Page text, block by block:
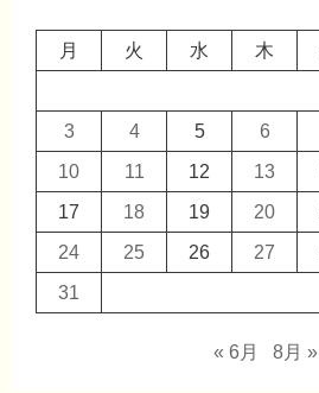
月 火 水 木
3
4 5 6
10
11 12 13
17
18 19 20
24
25 26 27
31
« 6月 8月 »